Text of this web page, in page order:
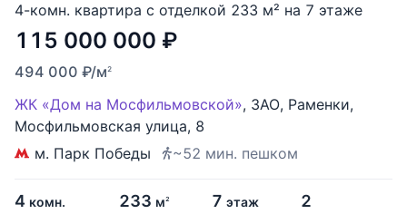
4-комн. квартира с отделкой 233 м² на 7 этаже
115 000 000 ₽
494 000 ₽/м2
ЖК «Дом на Мосфильмовской», ЗАО, Раменки,
Мосфильмовская улица, 8
м. Парк Победы
~52 мин. пешком
4 комн.
233 м2 7 этаж
2